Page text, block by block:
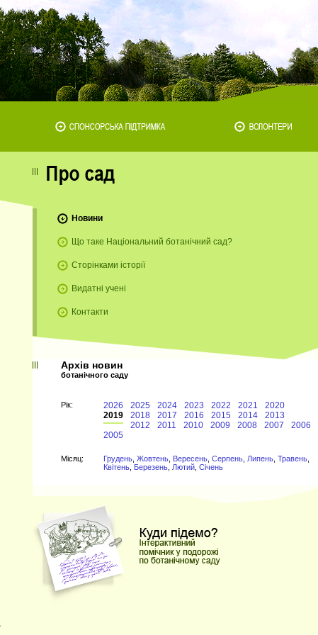
Новини
Що таке Національний ботанічний сад?
Сторінками історії
Видатні учені
Контакти
Архів новин
ботанічного саду
Рiк: 2026 2025 2024 2023 2022 2021
2020
2019
2018 2017 2016 2015 2014
2013
2012
2011 2010 2009 2008 2007
2006
2005
Мiсяц: Грудень Жовтень Вересень Серпень Липень Травень
Квітень Березень Лютий Січень